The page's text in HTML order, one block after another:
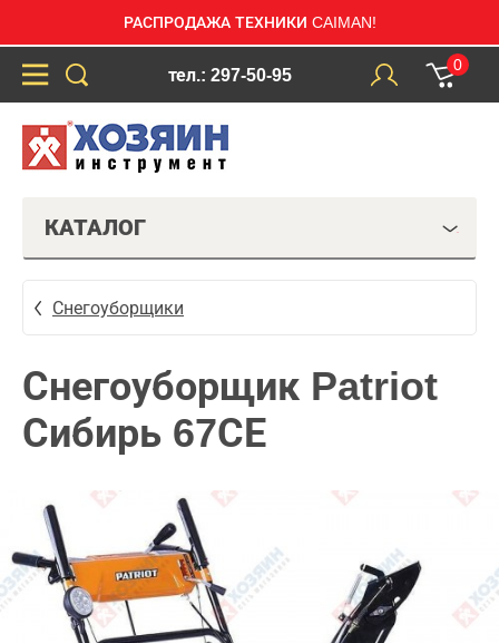
РАСПРОДАЖА ТЕХНИКИ CAIMAN!
тел.: 297-50-95
0
КАТАЛОГ
Снегоуборщики
Снегоуборщик Patriot
Сибирь 67СЕ